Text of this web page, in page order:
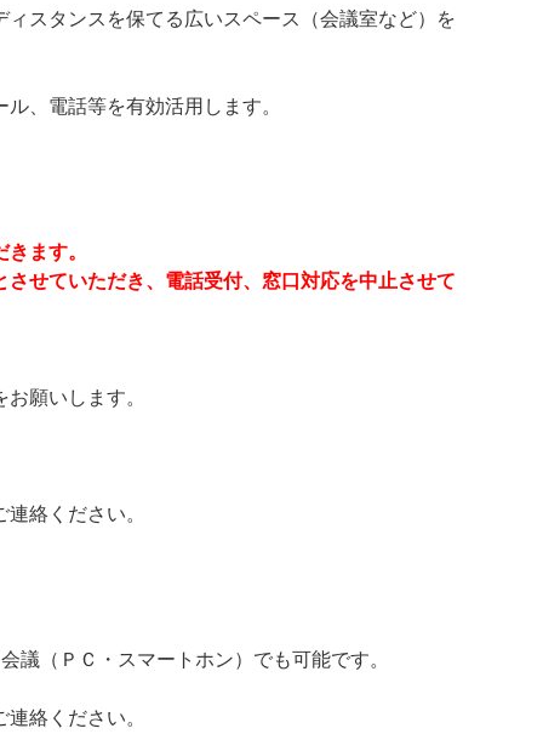
スタンスを保てる広いスペース（会議室など）を
、電話等を有効活用します。
ます。
せていただき、電話受付、窓口対応を中止させて
願いします。
絡ください。
議（ＰＣ・スマートホン）でも可能です。
絡ください。